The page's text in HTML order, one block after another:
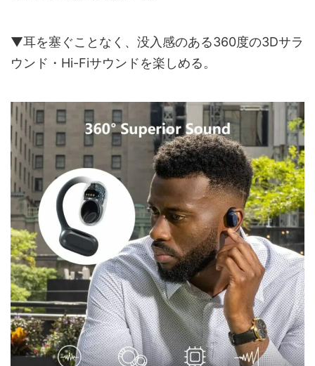
▼耳を塞ぐことなく、没入感のある360度の3Dサラ
ウンド・Hi-Fiサウンドを楽しめる。